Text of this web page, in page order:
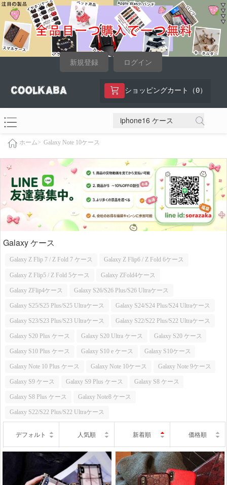
新規登録 ログイン
ショッピングカート（ 0）
ホーム> Galaxy Note 10ケース
Galaxy ケース
Galaxy Z Flip 7 / Z Fold 7 ケース Galaxy Z Flip6 / Z Fold 6ケース
Galaxy Z Flip5 / Z Fold 5ケース Galaxy ZFold4ケース
Galaxy ZFlip4ケース Galaxy S26/S26 Plus/S26 Ultraケース
Galaxy S25/S25 Plus/S25 Ultraケース Galaxy S24/S24 Plus/S24 Ultraケース
Galaxy S23/S23 Plus/S23 Ultraケース Galaxy S22/S22 Plus/S22 Ultraケース
Galaxy S20 Plus ケース Galaxy S20 Ultra ケース Galaxy S20 ケース
Galaxy S10 Plus ケース Galaxy S10 e ケース Galaxy S10ケース
Galaxy Note 10 Plus ケース Galaxy Note 10ケース Galaxy Note 9ケース
Galaxy S9 ケース Galaxy S9 Plus ケース Galaxy S8 ケース
Galaxy S8 Plus ケース Galaxy Note8 ケース
Galaxy S22/S22 Plus/S22 Ultraケース
デフォルト 人気順 新着順 価格順